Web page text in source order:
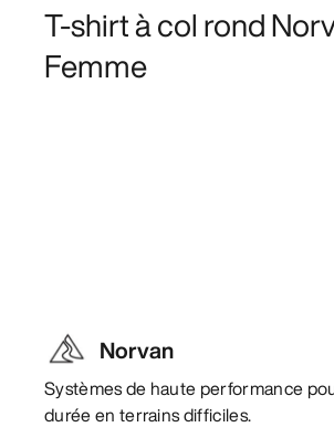
T-shirt à col rond
Femme
Norvan
Systèmes de haute performance
durée en terrains difficiles.